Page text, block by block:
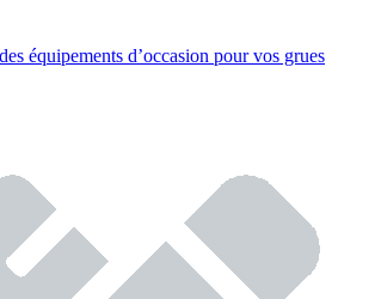
équipements d’occasion pour vos grues